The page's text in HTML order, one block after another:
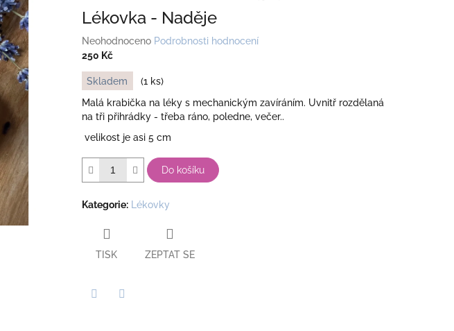
Lékovka - Naděje
Průměrné
hodnocení
je
0,0
z
5
hvězdiček.
Neohodnoceno Podrobnosti hodnocení
250 Kč
Měrná
cena:
Skladem
(1 ks)
Malá krabička na léky s mechanickým zavíráním. Uvnitř rozdělaná
na tři přihrádky - třeba ráno, poledne, večer..
velikost je asi 5 cm
Do košíku
Kategorie: Lékovky
TISK ZEPTAT SE